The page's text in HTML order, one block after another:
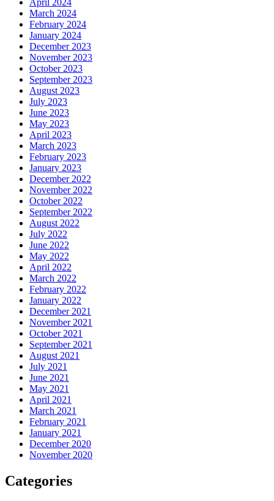
April 2024
March 2024
February 2024
January 2024
December 2023
November 2023
October 2023
September 2023
August 2023
July 2023
June 2023
May 2023
April 2023
March 2023
February 2023
January 2023
December 2022
November 2022
October 2022
September 2022
August 2022
July 2022
June 2022
May 2022
April 2022
March 2022
February 2022
January 2022
December 2021
November 2021
October 2021
September 2021
August 2021
July 2021
June 2021
May 2021
April 2021
March 2021
February 2021
January 2021
December 2020
November 2020
Categories